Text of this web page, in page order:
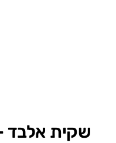
שקית אלבד